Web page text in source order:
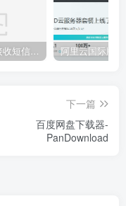
国内外免费接收短信验证码平台网站
下一篇
百度网盘下载器-
PanDownload